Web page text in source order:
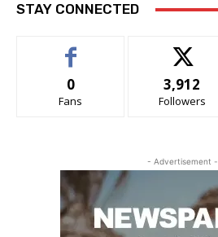
STAY CONNECTED
0
Fans
3,912
Followers
- Advertisement -